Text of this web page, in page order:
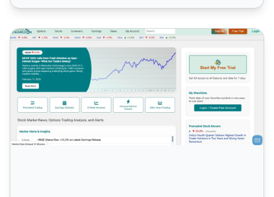
Programme d'affiliation Market Chameleon